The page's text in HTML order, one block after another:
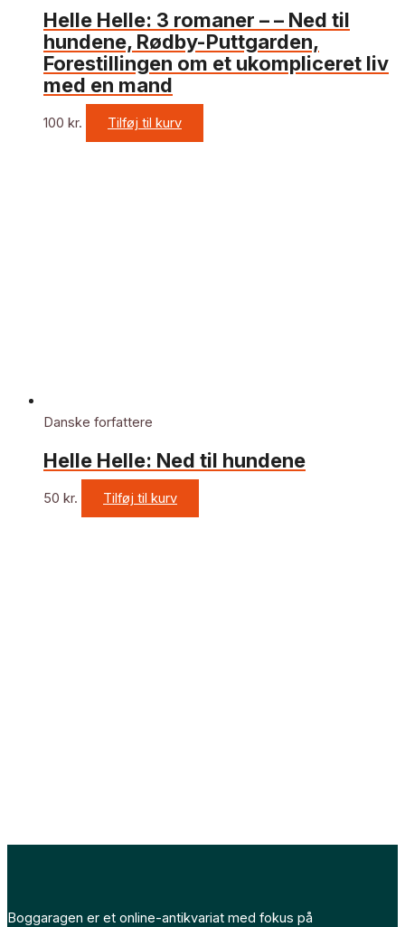
Helle Helle: 3 romaner – – Ned til
hundene, Rødby-Puttgarden,
Forestillingen om et ukompliceret liv
med en mand
100 kr. Tilføj til kurv
Danske forfattere
Helle Helle: Ned til hundene
50 kr. Tilføj til kurv
Boggaragen er et online-antikvariat med fokus på